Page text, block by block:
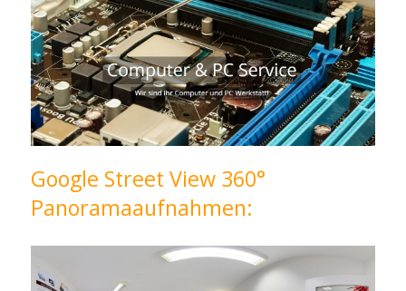
Google Street View 360°
Panoramaaufnahmen: